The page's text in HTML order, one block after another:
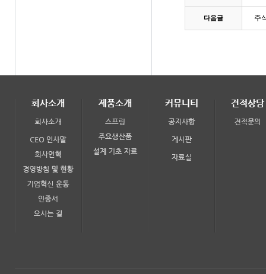
다음글 주